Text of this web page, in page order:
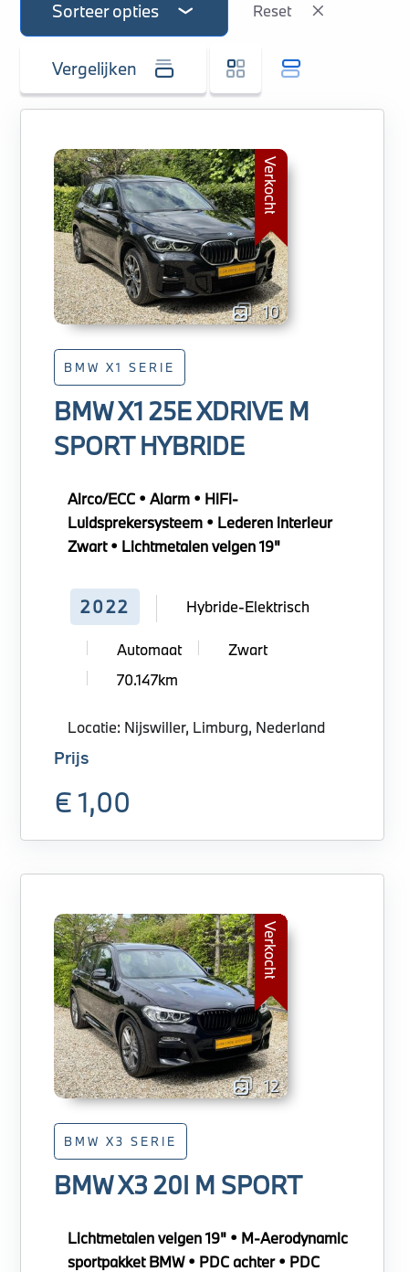
Sorteer opties Reset
Vergelijken
Verkocht
10
BMW X1 SERIE
BMW X1 25E XDRIVE M
SPORT HYBRIDE
Airco/ECC • Alarm • HiFi-
Luidsprekersysteem • Lederen interieur
Zwart • Lichtmetalen velgen 19"
2022 Hybride-Elektrisch
Automaat
Zwart
70.147km
Locatie: Nijswiller, Limburg, Nederland
Prijs
€ 1,00
Verkocht
12
BMW X3 SERIE
BMW X3 20I M SPORT
Lichtmetalen velgen 19" • M-Aerodynamic
sportpakket BMW • PDC achter • PDC